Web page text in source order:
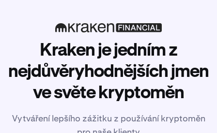
Kraken je jedním z
nejdůvěryhodnějších jmen
ve světe kryptoměn
Vytváření lepšího zážitku z používání kryptoměn